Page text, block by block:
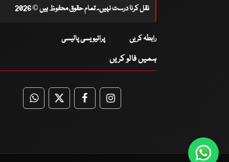
نقل کرنا درست نہیں۔ تمام حقوق محفوظ ہیں © 2026
رابطہ کریں پرائیویسی پالیسی
ہمیں فالو کریں
WhatsApp
TwitterFacebookFacebook